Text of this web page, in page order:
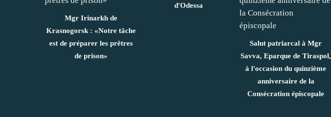
Mgr Irinarkh de
Krasnogorsk : «Notre tâche
est de préparer les prêtres
de prison»
d'Odessa
Salut patriarcal à Mgr
Savva, Eparque de Tiraspol,
à l'occasion du quinzième
anniversaire de la
Consécration épiscopale